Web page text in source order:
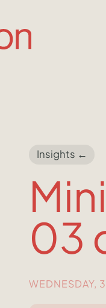
Insights ←
03
WEDNESDAY,